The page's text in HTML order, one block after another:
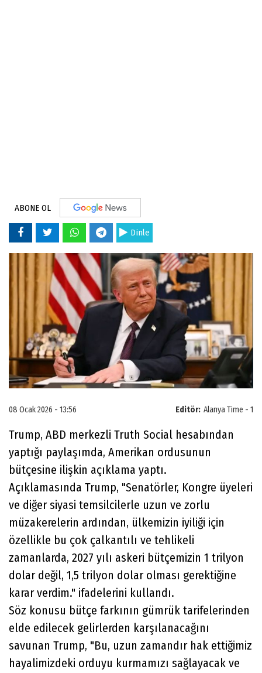
ABONE OL
Dinle
Editör: Alanya Time - 1
08 Ocak 2026 - 13:56
Trump, ABD merkezli Truth Social hesabından
yaptığı paylaşımda, Amerikan ordusunun
bütçesine ilişkin açıklama yaptı.
Açıklamasında Trump, "Senatörler, Kongre üyeleri
ve diğer siyasi temsilcilerle uzun ve zorlu
müzakerelerin ardından, ülkemizin iyiliği için
özellikle bu çok çalkantılı ve tehlikeli
zamanlarda, 2027 yılı askeri bütçemizin 1 trilyon
dolar değil, 1,5 trilyon dolar olması gerektiğine
karar verdim." ifadelerini kullandı.
Söz konusu bütçe farkının gümrük tarifelerinden
elde edilecek gelirlerden karşılanacağını
savunan Trump, "Bu, uzun zamandır hak ettiğimiz
hayalimizdeki orduyu kurmamızı sağlayacak ve